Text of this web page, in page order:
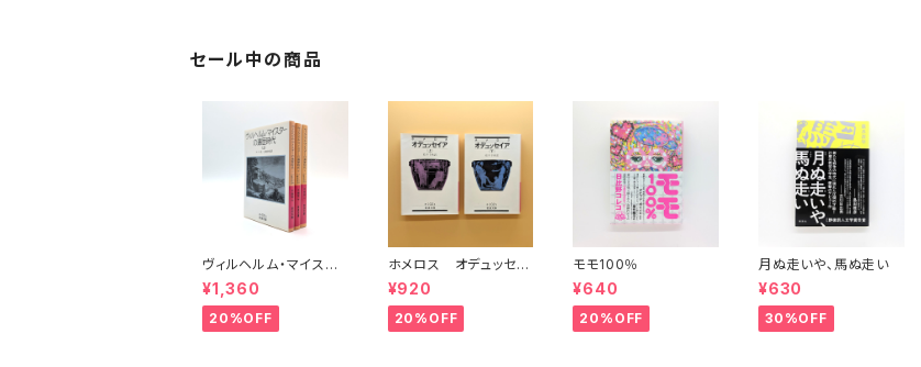
セール中の商品
ヴィルヘルム・マイスタ
ーの遍歴時代 (上)(中)
(下)（岩波文庫）
¥1,360
20%OFF
ホメロス オデュッセイ
ア(上)(下) （岩波文庫）
¥920
20%OFF
モモ100％
¥640
20%OFF
月ぬ走いや、馬ぬ走い
¥630
30%OFF